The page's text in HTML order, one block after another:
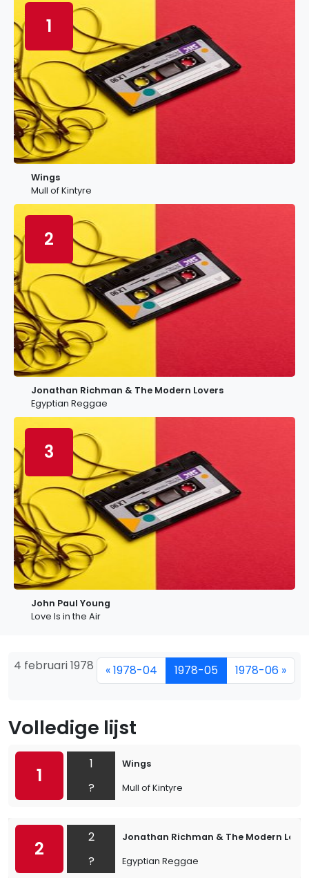
1
Wings
Mull of Kintyre
2
Jonathan Richman & The Modern Lovers
Egyptian Reggae
3
John Paul Young
Love Is in the Air
4 februari 1978 « 1978-04 1978-05 1978-06 »
Volledige lijst
1
1
?
Wings
Mull of Kintyre
2
2
?
Jonathan Richman & The Modern
Egyptian Reggae